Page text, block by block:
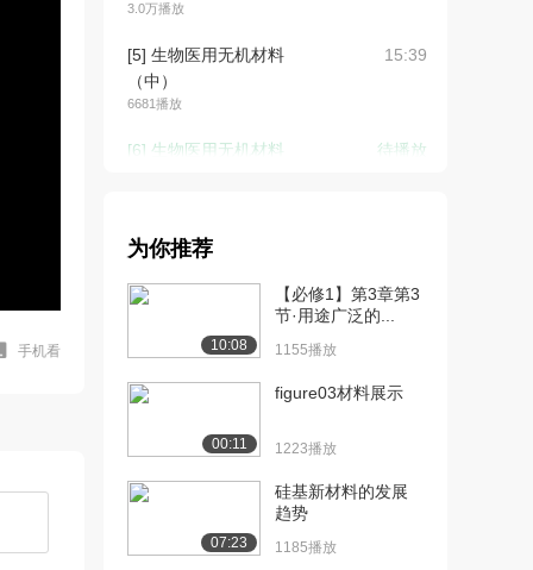
手机看
3.0万播放
[5] 生物医用无机材料
（中）
6681播放
15:39
[6] 生物医用无机材料
待播放
[7] 生物医用金属材料
2.7万播放
[8] 生物医用金属材料
5308播放
[9] 生物医用金属材料
（下）
4742播放
[10] 生物医用高分子材料
（上）
为你推荐
10:08
【必修1】第3章第3
节·用途广泛的...
1155播放
00:11
figure03材料展示
1223播放
07:23
硅基新材料的发展
趋势
1185播放